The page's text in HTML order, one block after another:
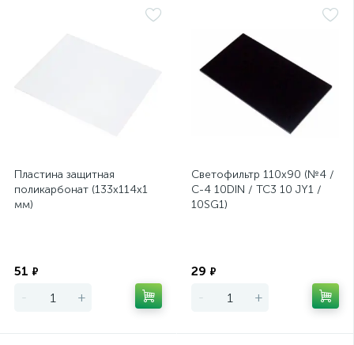
Пластина защитная
поликарбонат (133х114х1
мм)
51 ₽
- +
Светофильтр 110х90 (№4 /
С-4 10DIN / ТС3 10 JY1 /
10SG1)
29 ₽
- +